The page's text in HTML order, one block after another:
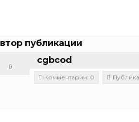
публикации
cgbcod
0
Комментарии: 0